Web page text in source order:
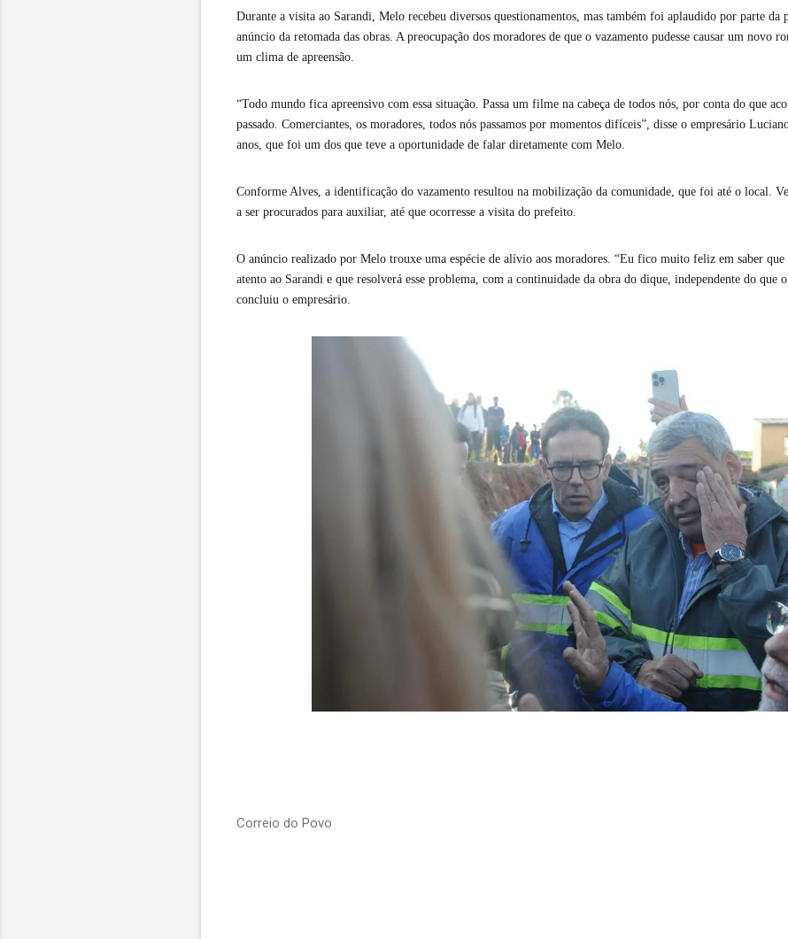
Durante a visita ao Sarandi, Melo recebeu diversos questionamentos, mas também foi aplaudido por parte da
anúncio da retomada das obras. A preocupação dos moradores de que o vazamento pudesse causar um novo
um clima de apreensão.
“Todo mundo fica apreensivo com essa situação. Passa um filme na cabeça de todos nós, por conta do que
passado. Comerciantes, os moradores, todos nós passamos por momentos difíceis”, disse o empresário
anos, que foi um dos que teve a oportunidade de falar diretamente com Melo.
Conforme Alves, a identificação do vazamento resultou na mobilização da comunidade, que foi até o local.
a ser procurados para auxiliar, até que ocorresse a visita do prefeito.
O anúncio realizado por Melo trouxe uma espécie de alívio aos moradores. “Eu fico muito feliz em saber
atento ao Sarandi e que resolverá esse problema, com a continuidade da obra do dique, independente do que
concluiu o empresário.
Correio do Povo